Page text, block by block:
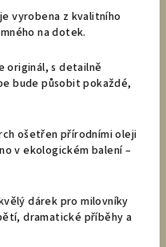
vyrobena z kvalitního
na dotek.
originál, s detailně
bude působit pokaždé,
ošetřen přírodními oleji
v ekologickém balení –
dárek pro milovníky
dramatické příběhy a